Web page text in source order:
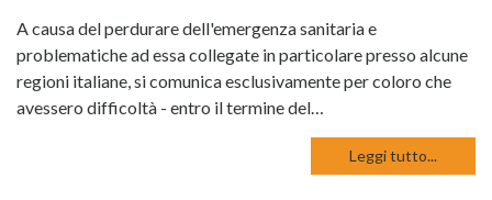
A causa del perdurare dell'emergenza sanitaria e
problematiche ad essa collegate in particolare presso alcune
regioni italiane, si comunica esclusivamente per coloro che
avessero difficoltà - entro il termine del…
Leggi tutto...